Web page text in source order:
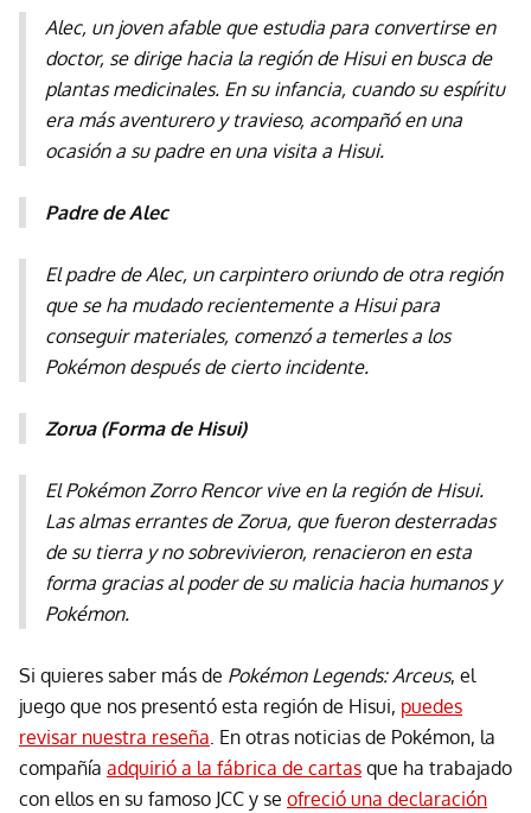
Alec, un joven afable que estudia para convertirse en
doctor, se dirige hacia la región de Hisui en busca de
plantas medicinales. En su infancia, cuando su espíritu
era más aventurero y travieso, acompañó en una
ocasión a su padre en una visita a Hisui.
Padre de Alec
El padre de Alec, un carpintero oriundo de otra región
que se ha mudado recientemente a Hisui para
conseguir materiales, comenzó a temerles a los
Pokémon después de cierto incidente.
Zorua (Forma de Hisui)
El Pokémon Zorro Rencor vive en la región de Hisui.
Las almas errantes de Zorua, que fueron desterradas
de su tierra y no sobrevivieron, renacieron en esta
forma gracias al poder de su malicia hacia humanos y
Pokémon.
Si quieres saber más de Pokémon Legends: Arceus, el
juego que nos presentó esta región de Hisui, puedes
revisar nuestra reseña . En otras noticias de Pokémon, la
compañía adquirió a la fábrica de cartas que ha trabajado
con ellos en su famoso JCC y se ofreció una declaración